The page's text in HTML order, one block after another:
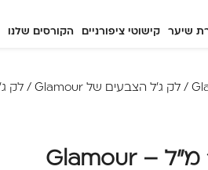
שיער קישוטי ציפורניים הקורסים שלנו
/ לק ג'ל הצבעים של Glamour